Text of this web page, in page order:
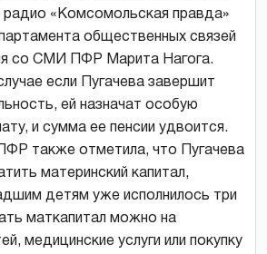
«Комсомольская правда»
общественных связей
со СМИ ПФР Марита Нагога.
если Пугачева завершит
ей назначат особую
и сумма ее пенсии удвоится.
также отметила, что Пугачева
материнский капитал,
детям уже исполнилось три
маткапитал можно на
медицинские услуги или покупку